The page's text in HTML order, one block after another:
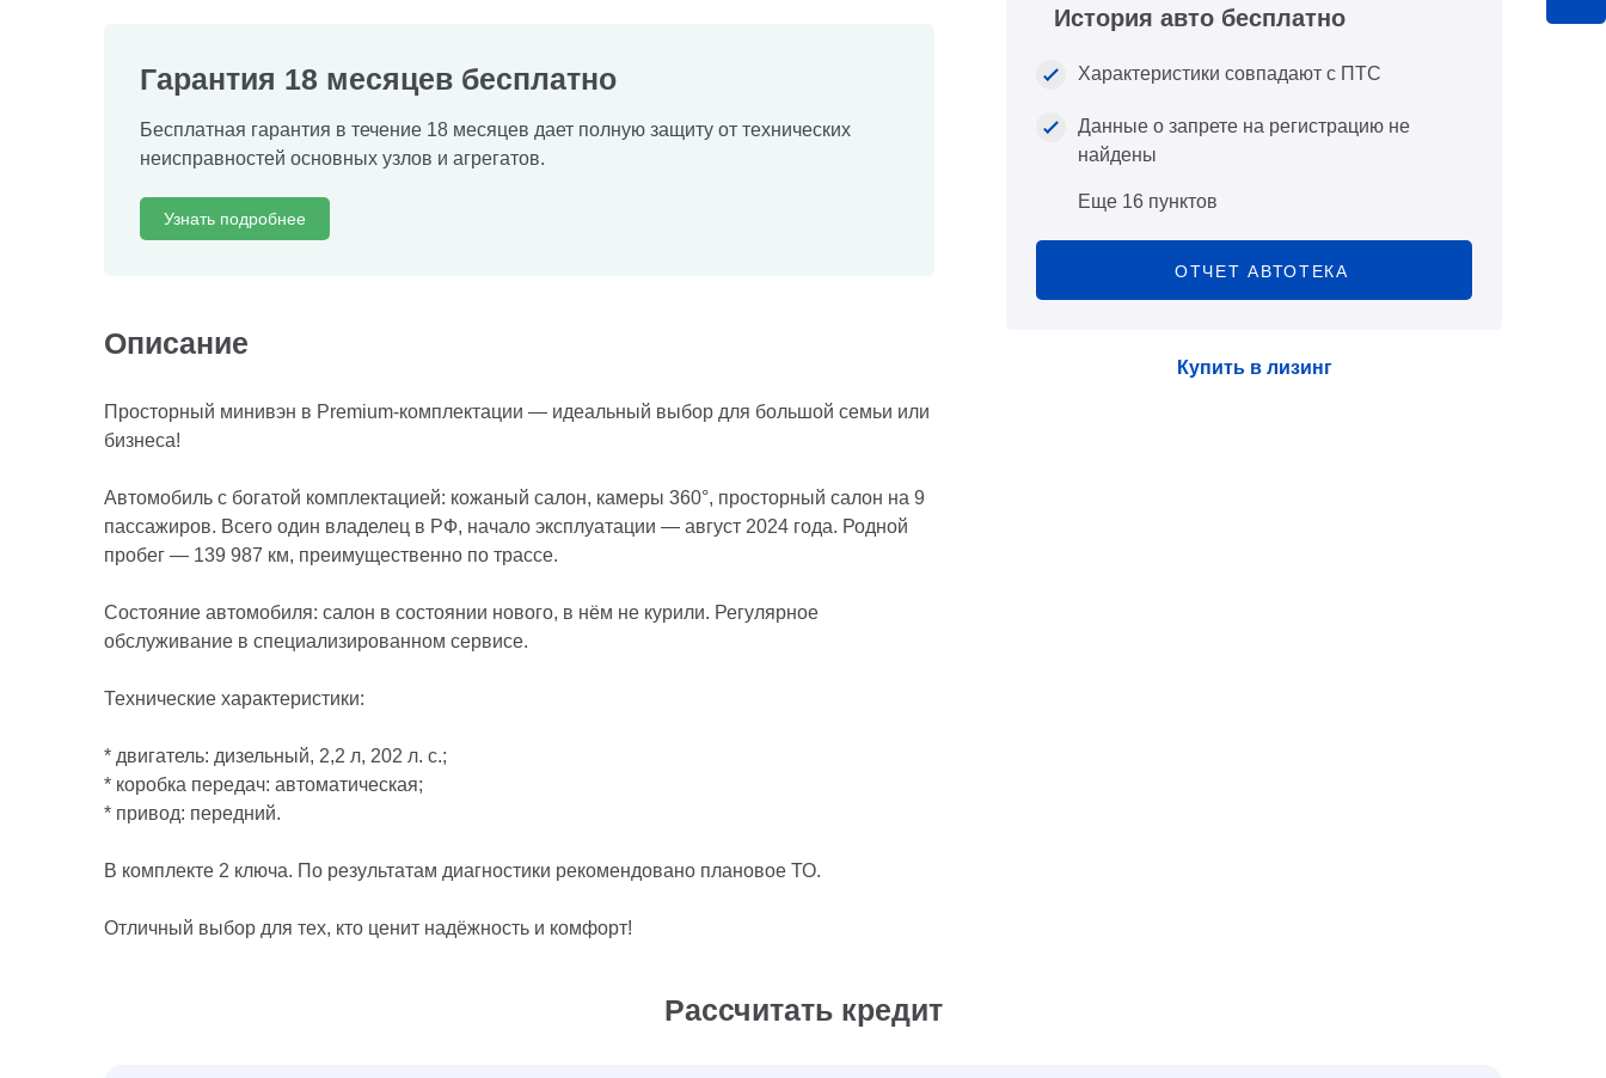
Гарантия 18 месяцев бесплатно
Бесплатная гарантия в течение 18 месяцев дает полную защиту от технических
неисправностей основных узлов и агрегатов.
Узнать подробнее
Описание
Просторный минивэн в Premium‑комплектации — идеальный выбор для большой семьи или
бизнеса!
Автомобиль с богатой комплектацией: кожаный салон, камеры 360°, просторный салон на 9
пассажиров. Всего один владелец в РФ, начало эксплуатации — август 2024 года. Родной
пробег — 139 987 км, преимущественно по трассе.
Состояние автомобиля: салон в состоянии нового, в нём не курили. Регулярное
обслуживание в специализированном сервисе.
Технические характеристики:
* двигатель: дизельный, 2,2 л, 202 л. с.;
* коробка передач: автоматическая;
* привод: передний.
В комплекте 2 ключа. По результатам диагностики рекомендовано плановое ТО.
Отличный выбор для тех, кто ценит надёжность и комфорт!
История авто бесплатно
Характеристики совпадают с ПТС
Данные о запрете на регистрацию не
найдены
Еще 16 пунктов
ОТЧЕТ АВТОТЕКА
Купить в лизинг
Рассчитать кредит